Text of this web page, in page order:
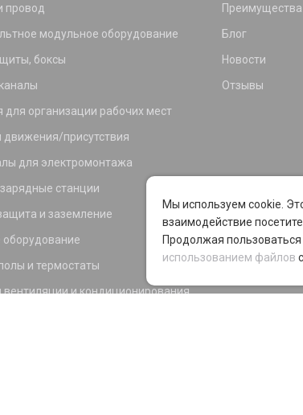
провод
модульное оборудование
боксы
для организации рабочих мест
движения/присутствия
для электромонтажа
станции
и заземление
оборудование
и термостаты
вентиляции и кондиционирования
Преимущества
Блог
Новости
Отзывы
Мы используем cookie.
взаимодействие
Продолжая
использованием файлов